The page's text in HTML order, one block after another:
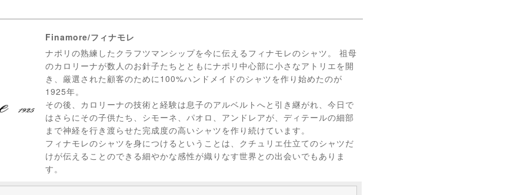
Finamore/フィナモレ
ナポリの熟練したクラフツマンシップを今に伝えるフィナモレのシャツ。 祖母
のカロリーナが数人のお針子たちとともにナポリ中心部に小さなアトリエを開
き、厳選された顧客のために100%ハンドメイドのシャツを作り始めたのが
1925年。
その後、カロリーナの技術と経験は息子のアルベルトへと引き継がれ、今日で
はさらにその子供たち、シモーネ、パオロ、アンドレアが、ディテールの細部
まで神経を行き渡らせた完成度の高いシャツを作り続けています。
フィナモレのシャツを身につけるということは、クチュリエ仕立てのシャツだ
けが伝えることのできる細やかな感性が織りなす世界との出会いでもありま
す。